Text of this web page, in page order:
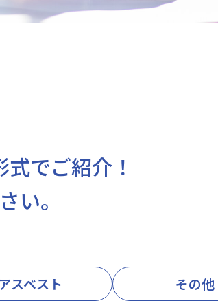
でご紹介！
い。
アスベスト
その他